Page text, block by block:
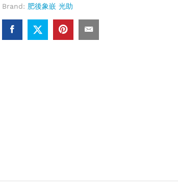
Brand: 肥後象嵌 光助